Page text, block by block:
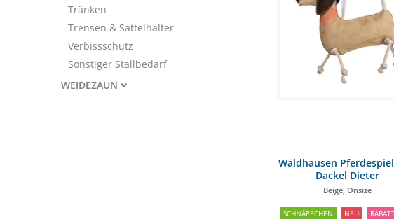
Waldhausen
Dackel Dieter
Beige, Onsize
SCHNÄPPCHEN NEU
Tränken
Trensen & Sattelhalter
Verbissschutz
Sonstiger Stallbedarf
WEIDEZAUN